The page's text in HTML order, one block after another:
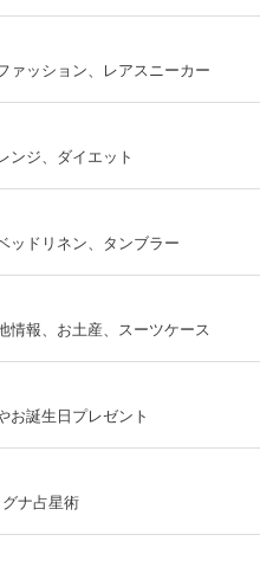
ァッション、レアスニーカー
ンジ、ダイエット
ッドリネン、タンブラー
情報、お土産、スーツケース
お誕生日プレゼント
グナ占星術